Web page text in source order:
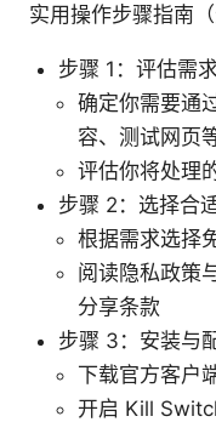
实用操作步骤指南（
步骤 1：评估需
确定你需要通
容、测试网页等
评估你将处理
步骤 2：选择合
根据需求选择
阅读隐私政策
分享条款
步骤 3：安装与
下载官方客户
开启 Kill